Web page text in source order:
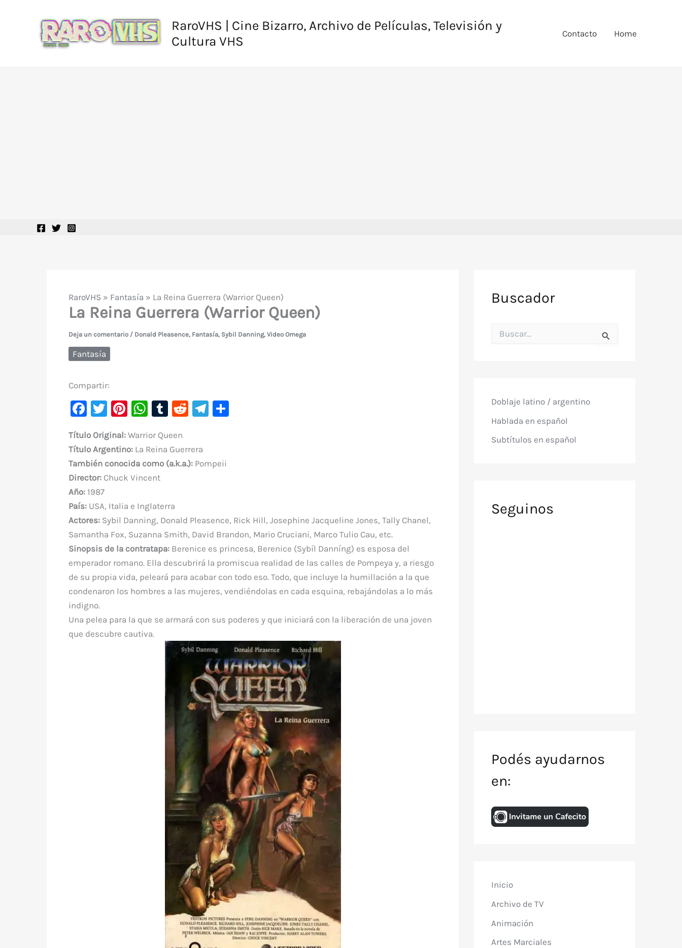
RaroVHS | Cine Bizarro, Archivo de Películas, Televisión y
Cultura VHS
Contacto Home
RaroVHS » Fantasía » La Reina Guerrera (Warrior Queen)
La Reina Guerrera (Warrior Queen)
Deja un comentario / Donald Pleasence, Fantasía, Sybil Danning, Video Omega
Fantasía
Compartir:
F
c
e
b
o
o
k
T
it
te
r
Pi
er
e
st
W
at
s
A
p
T
m
bl
r
R
di
t
Te
a
m
C
Título Original: Warrior Queen
Título Argentino: La Reina Guerrera
También conocida como (a.k.a.):Pompeii
Director: Chuck Vincent
Año:1987
País:USA, Italia e Inglaterra
Actores:Sybil Danning, Donald Pleasence, Rick Hill, Josephine Jacqueline Jones, Tally Chanel,
Samantha Fox, Suzanna Smith, David Brandon, Mario Cruciani, Marco Tulio Cau, etc.
Sinopsis de la contratapa:Berenice es princesa, Berenice (Sybíl Danníng) es esposa del
emperador romano. Ella descubrirá la promiscua realidad de las calles de Pompeya y, a riesgo
de su propia vida, peleará para acabar con todo eso. Todo, que incluye la humillación a la que
condenaron los hombres a las mujeres, vendiéndolas en cada esquina, rebajándolas a lo más
indigno.
Una pelea para la que se armará con sus poderes y que iniciará con la liberación de una joven
que descubre cautiva.
Buscador
o
:
Doblaje latino / argentino
Hablada en español
Subtítulos en español
Seguinos
Podés ayudarnos
en:
Inicio
Archivo de TV
Animación
Artes Marciales